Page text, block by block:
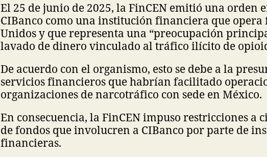
El 25 de junio de 2025, la FinCEN emitió una orden
CIBanco como una institución financiera que opera
Unidos y que representa una “preocupación
lavado de dinero vinculado al tráfico ilícito de
De acuerdo con el organismo, esto se debe a la
servicios financieros que habrían facilitado
organizaciones de narcotráfico con sede en México.
En consecuencia, la FinCEN impuso restricciones a
de fondos que involucren a CIBanco por parte de
financieras.